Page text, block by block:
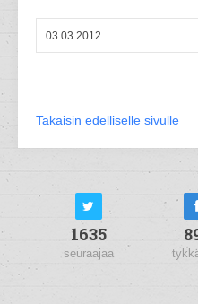
03.03.2012
Takaisin edelliselle sivulle
1635
seuraajaa